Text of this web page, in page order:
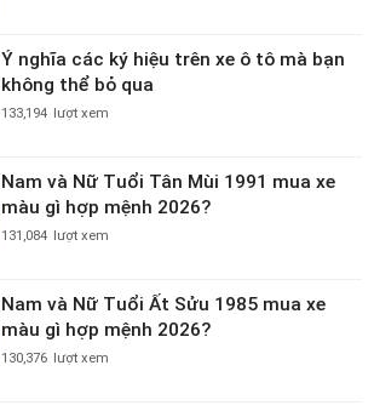
Ý nghĩa các ký hiệu trên xe ô tô mà bạn
không thể bỏ qua
133,194 lượt xem
Nam và Nữ Tuổi Tân Mùi 1991 mua xe
màu gì hợp mệnh 2026?
131,084 lượt xem
Nam và Nữ Tuổi Ất Sửu 1985 mua xe
màu gì hợp mệnh 2026?
130,376 lượt xem